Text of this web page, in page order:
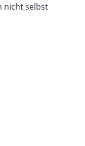
nicht selbst